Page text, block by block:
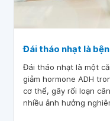
Đái tháo nhạt là
Đái tháo nhạt là một
giảm hormone ADH
cơ thể, gây rối loạn
nhiều ảnh hưởng